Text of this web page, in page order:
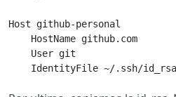
Host github-personal
    HostName github.com
    User git
IdentityFile ~/.ssh/